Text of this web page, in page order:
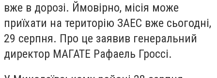
вже в дорозі. Ймовірно, місія може
приїхати на територію ЗАЕС вже сьогодні,
29 серпня. Про це заявив генеральний
директор МАГАТЕ Рафаель Гроссі.